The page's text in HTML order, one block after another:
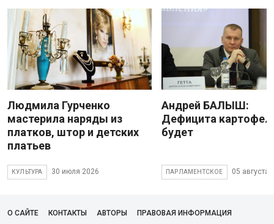
Людмила Гурченко
мастерила наряды из
платков, штор и детских
платьев
КУЛЬТУРА 30 июля 2026
Андрей БАЛЫШ:
Дефицита
будет
ПАРЛАМЕНТСКОЕ 05 августа
О САЙТЕ КОНТАКТЫ АВТОРЫ ПРАВОВАЯ ИНФОРМАЦИЯ